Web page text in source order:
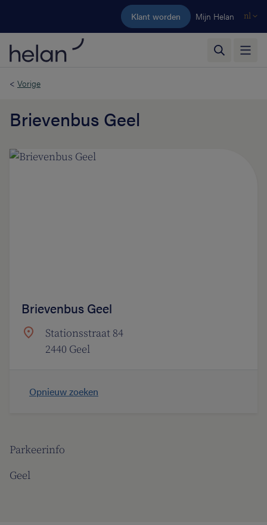
Ga naar de hoofdinhoud
Klant worden Mijn Helan nl
< Vorige
Brievenbus Geel
Parkeerinfo
Geel
Brievenbus Geel
Stationsstraat 84
2440 Geel
Opnieuw zoeken